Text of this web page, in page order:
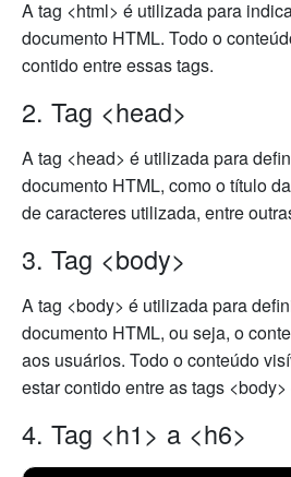
A tag <html> é utilizada para
documento HTML. Todo o
contido entre essas tags.
2. Tag <head>
A tag <head> é utilizada para
documento HTML, como o título
de caracteres utilizada, entre
3. Tag <body>
A tag <body> é utilizada para
documento HTML, ou seja, o
aos usuários. Todo o conteúdo
estar contido entre as tags
4. Tag <h1> a <h6>